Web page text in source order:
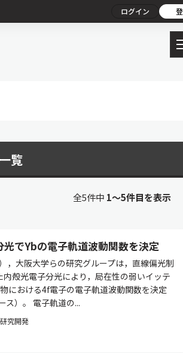
ログイン
覧
全5件中 1〜5件目を表示
光でYbの電子軌道波動関数を決定
，大阪大学らの研究グループは，直線偏光制
殻光電子分光により，局在性の弱いイッテ
における4f電子の電子軌道波動関数を決定
ス）。 電子軌道の...
研究開発